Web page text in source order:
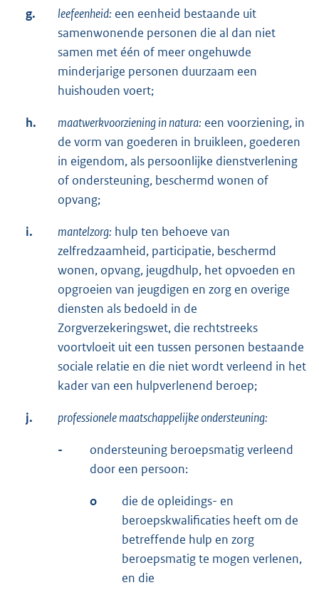
g. leefeenheid: een eenheid bestaande uit
samenwonende personen die al dan niet
samen met één of meer ongehuwde
minderjarige personen duurzaam een
huishouden voert;
h. maatwerkvoorziening in natura: een voorziening, in
de vorm van goederen in bruikleen, goederen
in eigendom, als persoonlijke dienstverlening
of ondersteuning, beschermd wonen of
opvang;
i. mantelzorg: hulp ten behoeve van
zelfredzaamheid, participatie, beschermd
wonen, opvang, jeugdhulp, het opvoeden en
opgroeien van jeugdigen en zorg en overige
diensten als bedoeld in de
Zorgverzekeringswet, die rechtstreeks
voortvloeit uit een tussen personen bestaande
sociale relatie en die niet wordt verleend in het
kader van een hulpverlenend beroep;
j. professionele maatschappelijke ondersteuning:
-
ondersteuning beroepsmatig verleend
door een persoon:
o
die de opleidings- en
beroepskwalificaties heeft om de
betreffende hulp en zorg
beroepsmatig te mogen verlenen,
en die